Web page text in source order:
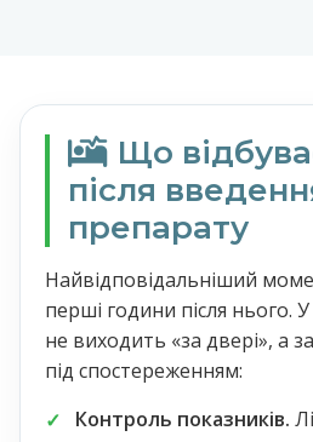
Що
після
препарату
Найвідповідальніший
перші години після нього. У
не виходить «за двері», а
під спостереженням:
Контроль показників.